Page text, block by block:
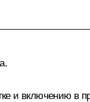
и включению в